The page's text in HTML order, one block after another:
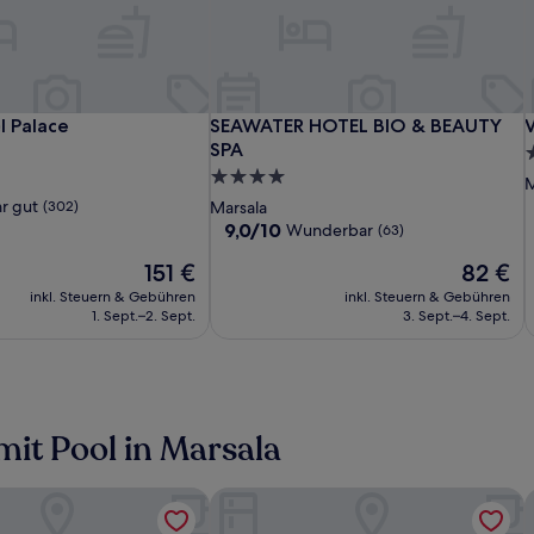
Hotel
Carmine
Grand
Hotel
Palace
Palace
gut (302)
Der
Preis
beträgt
151 €
inkl. Steuern & Gebühren
1. Sept.–2. Sept.
SEAWATER
HOTEL
BIO
&
BEAUTY
SEAWATER HOTEL BIO & BEAUTY
SPA
SEAWATER HOTEL BIO & BEAUTY
4.0-
Sterne-
Unterkunft
Marsala
9.0
9,0/10 Wunderbar (63)
Der
Preis
beträgt
82 €
inkl. Steuern & Gebühren
3. Sept.–4. Sept.
Pool in Marsala
BIO & BEAUTY SPA